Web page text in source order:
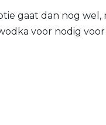
gaat dan nog
voor nodig